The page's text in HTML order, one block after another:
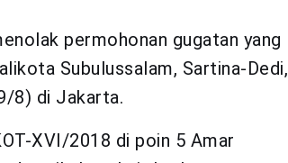
permohonan gugatan yang
Subulussalam, Sartina-Dedi,
8) di Jakarta.
XVI/2018 di poin 5 Amar